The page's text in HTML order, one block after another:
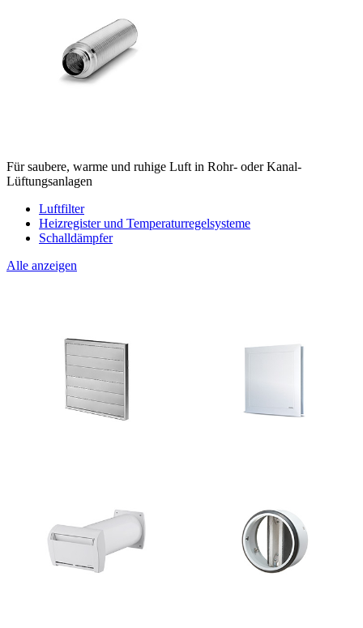
Für saubere, warme und ruhige Luft in Rohr- oder Kanal-
Lüftungsanlagen
Luftfilter
Heizregister und Temperaturregelsysteme
Schalldämpfer
Alle anzeigen